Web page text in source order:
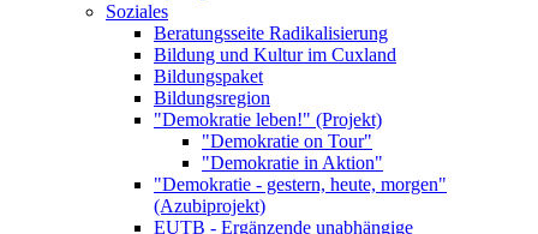
Soziales
Beratungsseite Radikalisierung
Bildung und Kultur im Cuxland
Bildungspaket
Bildungsregion
"Demokratie leben!" (Projekt)
"Demokratie on Tour"
"Demokratie in Aktion"
"Demokratie - gestern, heute, morgen"
(Azubiprojekt)
EUTB - Ergänzende unabhängige